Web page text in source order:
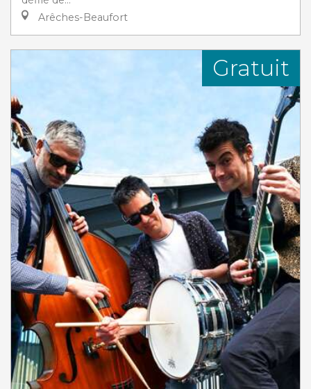
Arêches-Beaufort
Gratuit